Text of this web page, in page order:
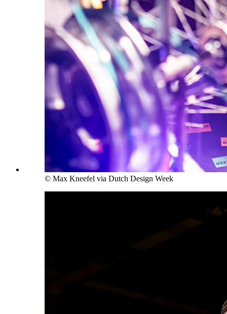
© Max Kneefel via Dutch Design Week